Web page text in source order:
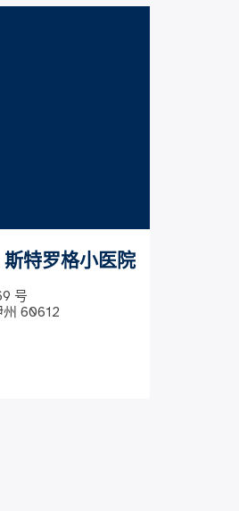
特罗格小医院
号
州 60612